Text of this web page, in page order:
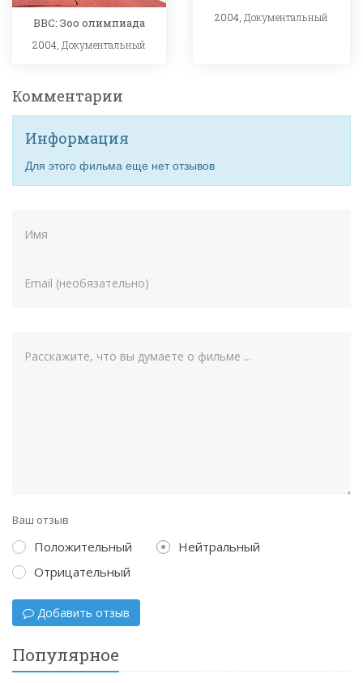
BBC: Зоо олимпиада
2004, Документальный
2004, Документальный
Комментарии
Информация
Для этого фильма еще нет отзывов
Ваш отзыв
Положительный
Нейтральный
Отрицательный
Добавить отзыв
Популярное